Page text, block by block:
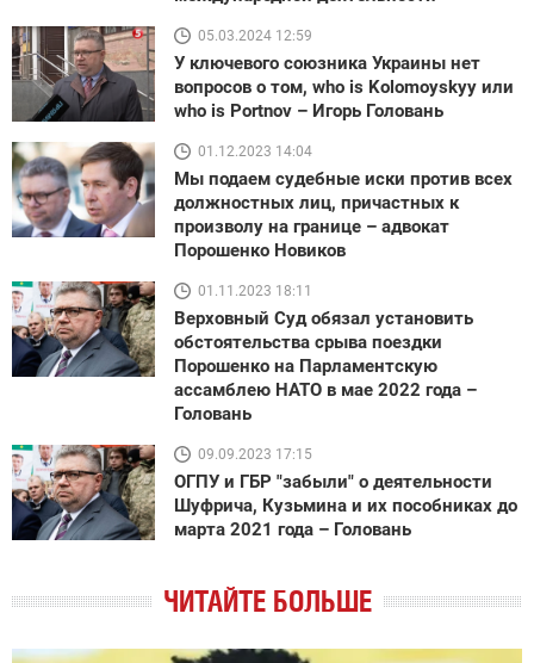
05.03.2024 12:59
У ключевого союзника Украины нет
вопросов о том, who is Kolomoyskyy или
who is Portnov – Игорь Головань
01.12.2023 14:04
Мы подаем судебные иски против всех
должностных лиц, причастных к
произволу на границе – адвокат
Порошенко Новиков
01.11.2023 18:11
Верховный Суд обязал установить
обстоятельства срыва поездки
Порошенко на Парламентскую
ассамблею НАТО в мае 2022 года –
Головань
09.09.2023 17:15
ОГПУ и ГБР "забыли" о деятельности
Шуфрича, Кузьмина и их пособниках до
марта 2021 года – Головань
ЧИТАЙТЕ БОЛЬШЕ